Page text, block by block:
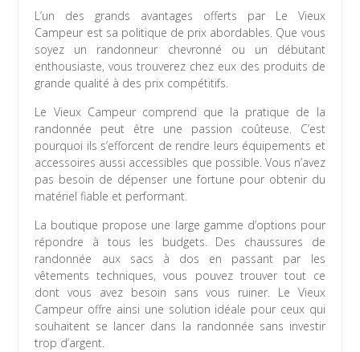
L’un des grands avantages offerts par Le Vieux
Campeur est sa politique de prix abordables. Que vous
soyez un randonneur chevronné ou un débutant
enthousiaste, vous trouverez chez eux des produits de
grande qualité à des prix compétitifs.
Le Vieux Campeur comprend que la pratique de la
randonnée peut être une passion coûteuse. C’est
pourquoi ils s’efforcent de rendre leurs équipements et
accessoires aussi accessibles que possible. Vous n’avez
pas besoin de dépenser une fortune pour obtenir du
matériel fiable et performant.
La boutique propose une large gamme d’options pour
répondre à tous les budgets. Des chaussures de
randonnée aux sacs à dos en passant par les
vêtements techniques, vous pouvez trouver tout ce
dont vous avez besoin sans vous ruiner. Le Vieux
Campeur offre ainsi une solution idéale pour ceux qui
souhaitent se lancer dans la randonnée sans investir
trop d’argent.